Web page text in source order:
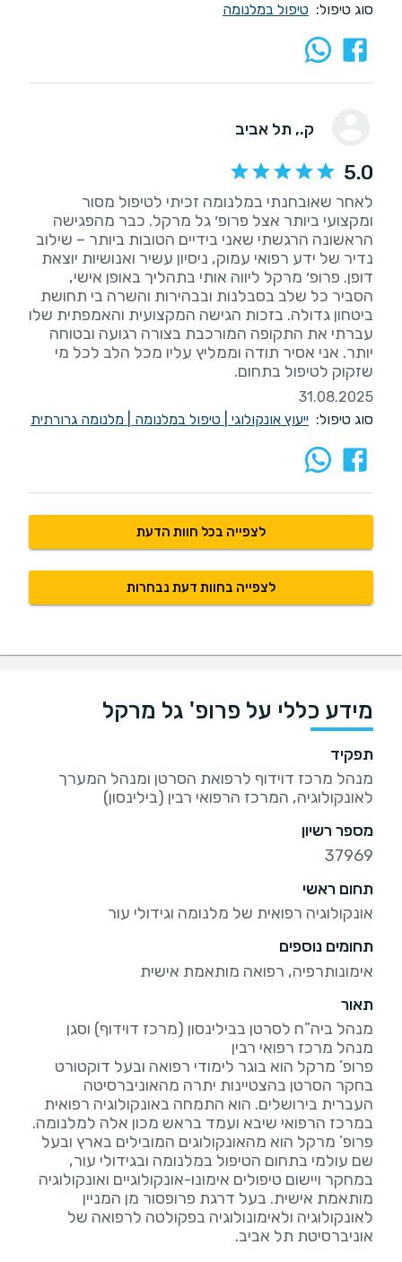
סוג טיפול: טיפול במלנומה
ק., תל אביב
5.0
לאחר שאובחנתי במלנומה זכיתי לטיפול מסור
ומקצועי ביותר אצל פרופ׳ גל מרקל. כבר מהפגישה
הראשונה הרגשתי שאני בידיים הטובות ביותר – שילוב
נדיר של ידע רפואי עמוק, ניסיון עשיר ואנושיות יוצאת
דופן. פרופ׳ מרקל ליווה אותי בתהליך באופן אישי,
הסביר כל שלב בסבלנות ובבהירות והשרה בי תחושת
ביטחון גדולה. בזכות הגישה המקצועית והאמפתית שלו
עברתי את התקופה המורכבת בצורה רגועה ובטוחה
יותר. אני אסיר תודה וממליץ עליו מכל הלב לכל מי
שזקוק לטיפול בתחום.
31.08.2025
סוג טיפול: ייעוץ אונקולוגי טיפול במלנומה מלנומה גרורתית
לצפייה בכל חוות הדעת
לצפייה בחוות דעת נבחרות
מידע כללי על פרופ' גל מרקל
תפקיד
מנהל מרכז דוידוף לרפואת הסרטן ומנהל המערך
לאונקולוגיה, המרכז הרפואי רבין (בילינסון)
מספר רשיון
37969
תחום ראשי
אונקולוגיה רפואית של מלנומה וגידולי עור
תחומים נוספים
אימונותרפיה, רפואה מותאמת אישית
תאור
מנהל ביה”ח לסרטן בבילינסון (מרכז דוידוף) וסגן
פרופ’ מרקל הוא בוגר לימודי רפואה ובעל דוקטורט
בחקר הסרטן בהצטיינות יתרה מהאוניברסיטה
העברית בירושלים. הוא התמחה באונקולוגיה רפואית
במרכז הרפואי שיבא ועמד בראש מכון אלה למלנומה.
פרופ’ מרקל הוא מהאונקולוגים המובילים בארץ ובעל
שם עולמי בתחום הטיפול במלנומה ובגידולי עור,
במחקר ויישום טיפולים אימונו-אונקולוגיים ואונקולוגיה
מותאמת אישית. בעל דרגת פרופסור מן המניין
לאונקולוגיה ולאימונולוגיה בפקולטה לרפואה של